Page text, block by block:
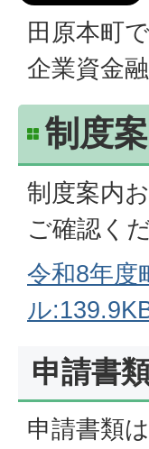
田原本町
企業資金
制度
制度案内
ご確認く
令和8年度
ル
申請書
申請書類